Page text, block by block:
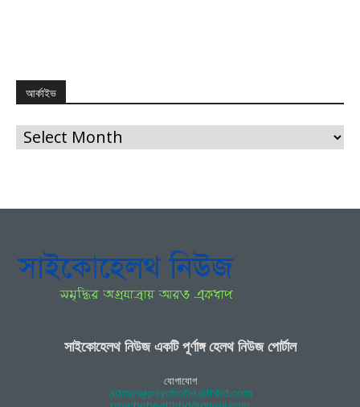
আর্কাইভ
আর্কাইভ
সাইকোহেলথ নিউজ একটি পূর্ণাঙ্গ হেলথ নিউজ পোর্টাল
যোগাযোগ
admin@psychohealthbd.com